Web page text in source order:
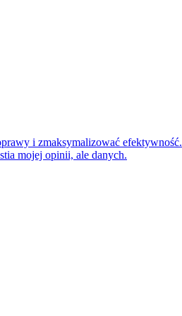
i zmaksymalizować efektywność.
mojej opinii, ale danych.